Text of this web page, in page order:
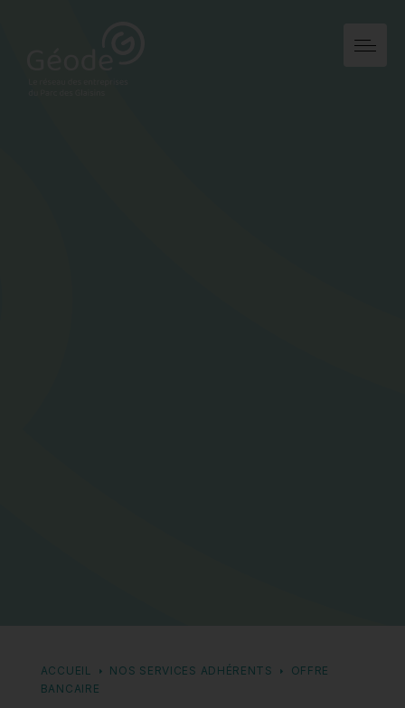
ACCUEIL NOS SERVICES ADHÉRENTS
OFFRE
BANCAIRE